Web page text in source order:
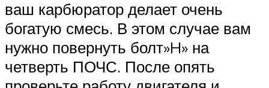
ваш карбюратор делает очень
богатую смесь. В этом случае вам
нужно повернуть болт»H» на
четверть ПОЧС. После опять